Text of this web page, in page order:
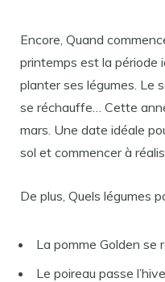
Encore, Quand
printemps est la période
planter ses légumes. Le
se réchauffe… Cette
mars. Une date idéale
sol et commencer à
De plus, Quels légumes
La pomme Golden se
Le poireau passe